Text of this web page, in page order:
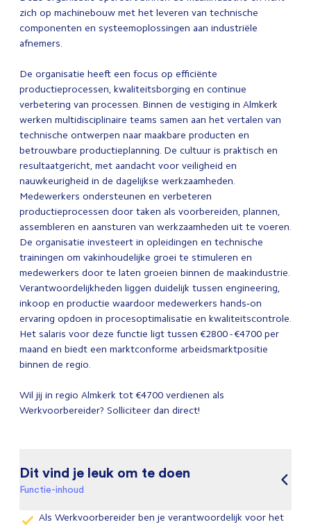
zich op machinebouw met het leveren van technische
componenten en systeemoplossingen aan industriële
afnemers.
De organisatie heeft een focus op efficiënte
productieprocessen, kwaliteitsborging en continue
verbetering van processen. Binnen de vestiging in Almkerk
werken multidisciplinaire teams samen aan het vertalen van
technische ontwerpen naar maakbare producten en
betrouwbare productieplanning. De cultuur is praktisch en
resultaatgericht, met aandacht voor veiligheid en
nauwkeurigheid in de dagelijkse werkzaamheden.
Medewerkers ondersteunen en verbeteren
productieprocessen door taken als voorbereiden, plannen,
assembleren en aansturen van werkzaamheden uit te voeren.
De organisatie investeert in opleidingen en technische
trainingen om vakinhoudelijke groei te stimuleren en
medewerkers door te laten groeien binnen de maakindustrie.
Verantwoordelijkheden liggen duidelijk tussen engineering,
inkoop en productie waardoor medewerkers hands‑on
ervaring opdoen in procesoptimalisatie en kwaliteitscontrole.
Het salaris voor deze functie ligt tussen €2800 - €4700 per
maand en biedt een marktconforme arbeidsmarktpositie
binnen de regio.
Wil jij in regio Almkerk tot €4700 verdienen als
Werkvoorbereider? Solliciteer dan direct!
Dit vind je leuk om te doen
Functie-inhoud
Als Werkvoorbereider ben je verantwoordelijk voor het